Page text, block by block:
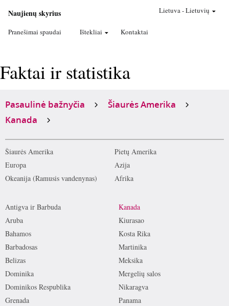
Naujienų skyrius
Pranešimai spaudai Ištekliai Kontaktai
Lietuva-Lietuvių
Faktai ir statistika
Pasaulinė bažnyčia
Šiaurės Amerika
Kanada
Šiaurės Amerika
Pietų Amerika
Europa
Azija
Okeanija (Ramusis vandenynas)
Afrika
Antigva ir Barbuda
Aruba
Bahamos
Barbadosas
Belizas
Dominika
Dominikos Respublika
Grenada
Kanada
Kiurasao
Kosta Rika
Martinika
Meksika
Mergelių salos
Nikaragva
Panama